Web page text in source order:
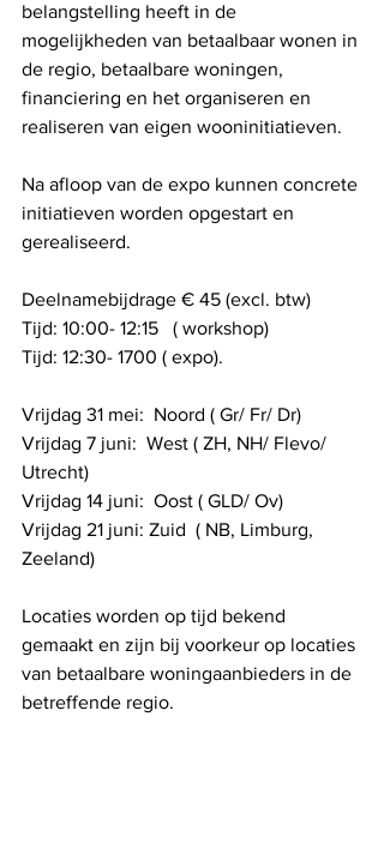
belangstelling heeft in de
mogelijkheden van betaalbaar wonen in
de regio, betaalbare woningen,
financiering en het organiseren en
realiseren van eigen wooninitiatieven.
Na afloop van de expo kunnen concrete
initiatieven worden opgestart en
gerealiseerd.
Deelnamebijdrage € 45 (excl. btw)
Tijd: 10:00- 12:15   ( workshop)
Tijd: 12:30- 1700 ( expo).
Vrijdag 31 mei:  Noord ( Gr/ Fr/ Dr)
Vrijdag 7 juni:  West ( ZH, NH/ Flevo/
Utrecht)
Vrijdag 14 juni:  Oost ( GLD/ Ov)
Vrijdag 21 juni: Zuid  ( NB, Limburg,
Zeeland)
Locaties worden op tijd bekend
gemaakt en zijn bij voorkeur op locaties
van betaalbare woningaanbieders in de
betreffende regio.